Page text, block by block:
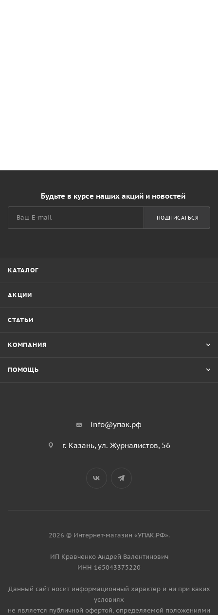
Будьте в курсе наших акций и новостей
ПОДПИСАТЬСЯ
КАТАЛОГ
АКЦИИ
СТАТЬИ
КОМПАНИЯ
ПОМОЩЬ
info@упак.рф
г. Казань, ул. Журналистов, 56
2026 © Интернет-магазин «УПАК.РФ».
ИП Кравченко Андрей Валентинович
ИНН 165043375220
Данный сайт носит информационный характер и ни при каких
условиях
не является публичной офертой, определяемой положениями